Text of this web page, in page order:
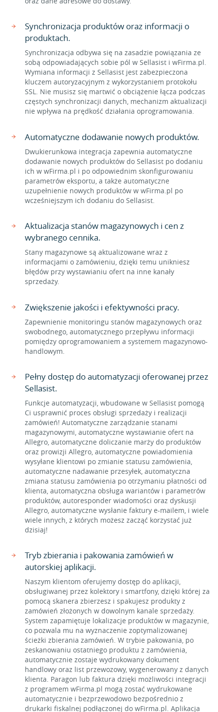
Synchronizacja produktów oraz informacji o
produktach.
Synchronizacja odbywa się na zasadzie powiązania ze
sobą odpowiadających sobie pól w Sellasist i wFirma.pl.
Wymiana informacji z Sellasist jest zabezpieczona
kluczem autoryzacyjnym z wykorzystaniem protokołu
SSL. Nie musisz się martwić o obciążenie łącza podczas
częstych synchronizacji danych, mechanizm aktualizacji
nie wpływa na prędkość działania oprogramowania.
Automatyczne dodawanie nowych produktów.
Dwukierunkowa integracja zapewnia automatyczne
dodawanie nowych produktów do Sellasist po dodaniu
ich w wFirma.pl i po odpowiednim skonfigurowaniu
parametrów eksportu, a także automatyczne
uzupełnienie nowych produktów w wFirma.pl po
wcześniejszym ich dodaniu do Sellasist.
Aktualizacja stanów magazynowych i cen z
wybranego cennika.
Stany magazynowe są aktualizowane wraz z
informacjami o zamówieniu, dzięki temu unikniesz
błędów przy wystawianiu ofert na inne kanały
sprzedaży.
Zwiększenie jakości i efektywności pracy.
Zapewnienie monitoringu stanów magazynowych oraz
swobodnego, automatycznego przepływu informacji
pomiędzy oprogramowaniem a systemem magazynowo-
handlowym.
Pełny dostęp do automatyzacji oferowanej przez
Sellasist.
Funkcje automatyzacji, wbudowane w Sellasist pomogą
Ci usprawnić proces obsługi sprzedaży i realizacji
zamówień! Automatyczne zarządzanie stanami
magazynowymi, automatyczne wystawianie ofert na
Allegro, automatyczne doliczanie marży do produktów
oraz prowizji Allegro, automatyczne powiadomienia
wysyłane klientowi po zmianie statusu zamówienia,
automatyczne nadawanie przesyłek, automatyczna
zmiana statusu zamówienia po otrzymaniu płatności od
klienta, automatyczna obsługa wariantów i parametrów
produktów, autoresponder wiadomości oraz dyskusji
Allegro, automatyczne wysłanie faktury e-mailem, i wiele
wiele innych, z których możesz zacząć korzystać już
dzisiaj!
Tryb zbierania i pakowania zamówień w
autorskiej aplikacji.
Naszym klientom oferujemy dostęp do aplikacji,
obsługiwanej przez kolektory i smartfony, dzięki której za
pomocą skanera zbierzesz i spakujesz produkty z
zamówień złożonych w dowolnym kanale sprzedaży.
System zapamiętuje lokalizacje produktów w magazynie,
co pozwala mu na wyznaczenie zoptymalizowanej
ścieżki zbierania zamówień. W trybie pakowania, po
zeskanowaniu ostatniego produktu z zamówienia,
automatycznie zostaje wydrukowany dokument
handlowy oraz list przewozowy, wygenerowany z danych
klienta. Paragon lub faktura dzięki możliwości integracji
z programem wFirma.pl mogą zostać wydrukowane
automatycznie i bezprzewodowo bezpośrednio z
drukarki fiskalnej podłączonej do wFirma.pl. Aplikacja